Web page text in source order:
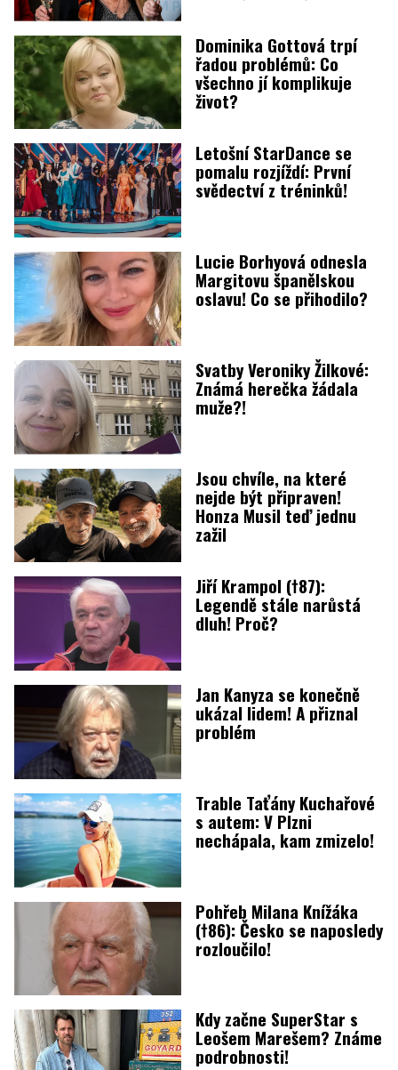
Dominika Gottová trpí
řadou problémů: Co
všechno jí komplikuje
život?
Letošní StarDance se
pomalu rozjíždí: První
svědectví z tréninků!
Lucie Borhyová odnesla
Margitovu španělskou
oslavu! Co se přihodilo?
Svatby Veroniky Žilkové:
Známá herečka žádala
muže?!
Jsou chvíle, na které
nejde být připraven!
Honza Musil teď jednu
zažil
Jiří Krampol (†87):
Legendě stále narůstá
dluh! Proč?
Jan Kanyza se konečně
ukázal lidem! A přiznal
problém
Trable Taťány Kuchařové
s autem: V Plzni
nechápala, kam zmizelo!
Pohřeb Milana Knížáka
(†86): Česko se naposledy
rozloučilo!
Kdy začne SuperStar s
Leošem Marešem? Známe
podrobnosti!